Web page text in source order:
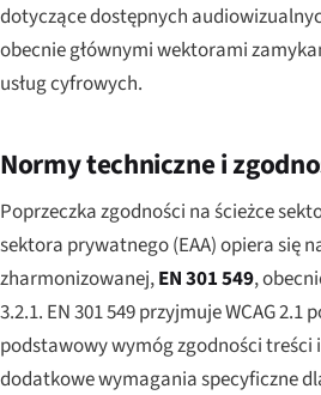
dotyczące dostępnych
obecnie głównymi wektorami
usług cyfrowych.
Normy techniczne i
Poprzeczka zgodności na ścieżce
sektora prywatnego (EAA) opiera się
zharmonizowanej,EN 301 549,
3.2.1. EN 301 549 przyjmuje WCAG 2.1
podstawowy wymóg zgodności
dodatkowe wymagania specyficzne